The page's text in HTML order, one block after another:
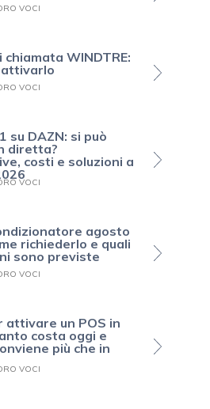
VOCI
chiamata WINDTRE:
VOCI
su DAZN: si può
diretta?
costi e soluzioni a
VOCI
agosto
richiederlo e quali
sono previste
VOCI
attivare un POS in
costa oggi e
più che in
VOCI